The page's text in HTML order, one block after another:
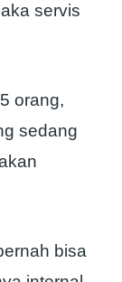
servis
orang,
sedang
bisa